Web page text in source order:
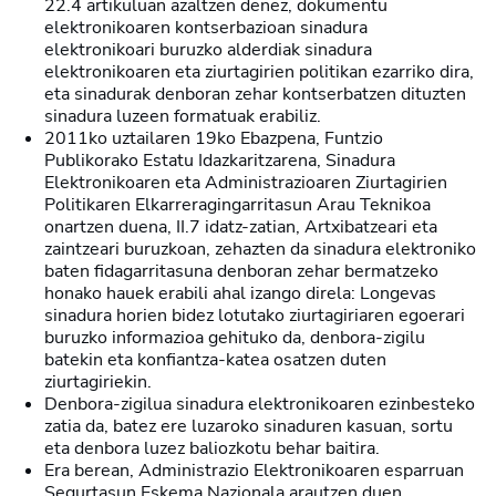
22.4 artikuluan azaltzen denez, dokumentu
elektronikoaren kontserbazioan sinadura
elektronikoari buruzko alderdiak sinadura
elektronikoaren eta ziurtagirien politikan ezarriko dira,
eta sinadurak denboran zehar kontserbatzen dituzten
sinadura luzeen formatuak erabiliz.
2011ko uztailaren 19ko Ebazpena, Funtzio
Publikorako Estatu Idazkaritzarena, Sinadura
Elektronikoaren eta Administrazioaren Ziurtagirien
Politikaren Elkarreragingarritasun Arau Teknikoa
onartzen duena, II.7 idatz-zatian, Artxibatzeari eta
zaintzeari buruzkoan, zehazten da sinadura elektroniko
baten fidagarritasuna denboran zehar bermatzeko
honako hauek erabili ahal izango direla: Longevas
sinadura horien bidez lotutako ziurtagiriaren egoerari
buruzko informazioa gehituko da, denbora-zigilu
batekin eta konfiantza-katea osatzen duten
ziurtagiriekin.
Denbora-zigilua sinadura elektronikoaren ezinbesteko
zatia da, batez ere luzaroko sinaduren kasuan, sortu
eta denbora luzez baliozkotu behar baitira.
Era berean, Administrazio Elektronikoaren esparruan